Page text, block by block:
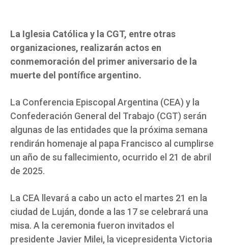
La Iglesia Católica y la CGT, entre otras
organizaciones, realizarán actos en
conmemoración del primer aniversario de la
muerte del pontífice argentino.
La Conferencia Episcopal Argentina (CEA) y la
Confederación General del Trabajo (CGT) serán
algunas de las entidades que la próxima semana
rendirán homenaje al papa Francisco al cumplirse
un año de su fallecimiento, ocurrido el 21 de abril
de 2025.
La CEA llevará a cabo un acto el martes 21 en la
ciudad de Luján, donde a las 17 se celebrará una
misa. A la ceremonia fueron invitados el
presidente Javier Milei, la vicepresidenta Victoria